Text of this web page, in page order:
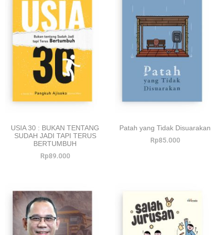
USIA 30 : BUKAN TENTANG
SUDAH JADI TAPI TERUS
BERTUMBUH
Rp89.000
Patah yang Tidak Disuarakan
Rp85.000